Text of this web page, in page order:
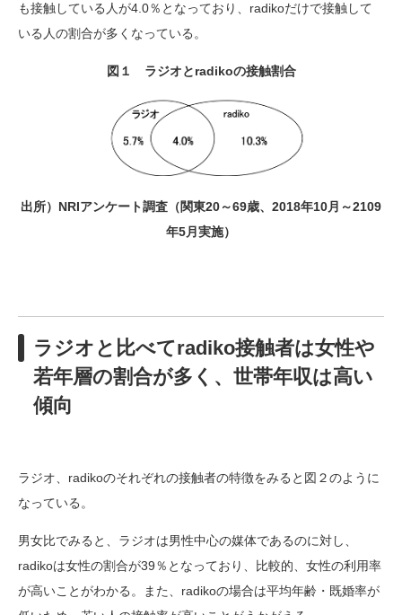
も接触している人が4.0％となっており、radikoだけで接触して
いる人の割合が多くなっている。
図１ ラジオとradikoの接触割合
出所）NRIアンケート調査（関東20～69歳、2018年10月～2109
年5月実施）
ラジオと比べてradiko接触者は女性や
若年層の割合が多く、世帯年収は高い
傾向
ラジオ、radikoのそれぞれの接触者の特徴をみると図２のように
なっている。
男女比でみると、ラジオは男性中心の媒体であるのに対し、
radikoは女性の割合が39％となっており、比較的、女性の利用率
が高いことがわかる。また、radikoの場合は平均年齢・既婚率が